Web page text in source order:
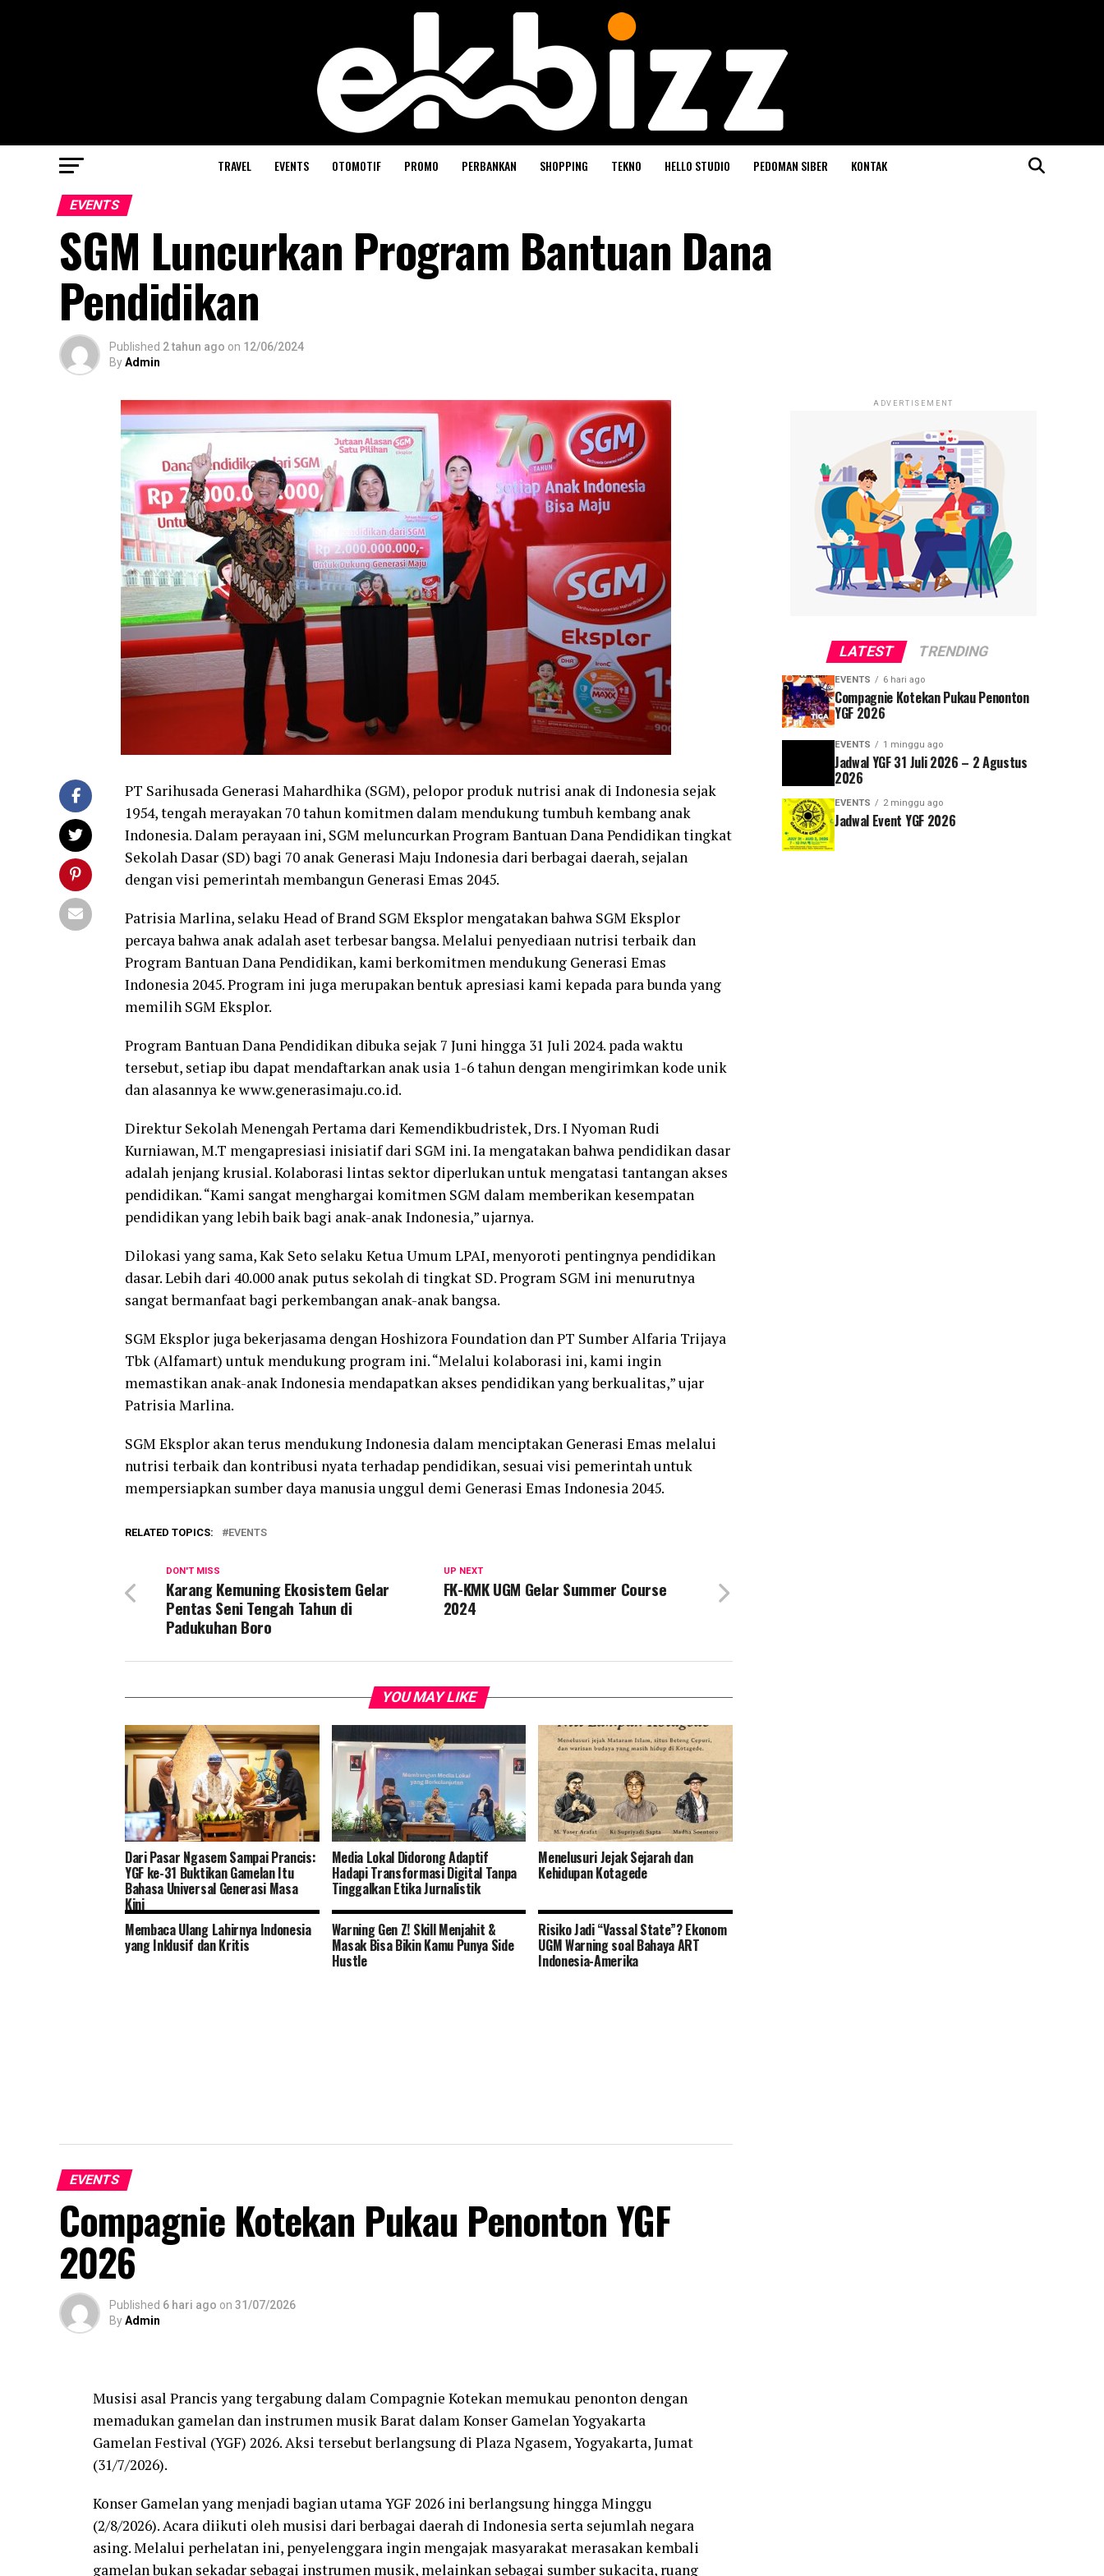
TRAVEL EVENTS OTOMOTIF PROMO PERBANKAN SHOPPING TEKNO HELLO STUDIO PEDOMAN SIBER KONTAK
EVENTS
SGM Luncurkan Program Bantuan Dana
Pendidikan
Published 2 tahun ago on 12/06/2024
ByAdmin
PT Sarihusada Generasi Mahardhika (SGM), pelopor produk nutrisi anak di Indonesia sejak
1954, tengah merayakan 70 tahun komitmen dalam mendukung tumbuh kembang anak
Indonesia. Dalam perayaan ini, SGM meluncurkan Program Bantuan Dana Pendidikan tingkat
Sekolah Dasar (SD) bagi 70 anak Generasi Maju Indonesia dari berbagai daerah, sejalan
dengan visi pemerintah membangun Generasi Emas 2045.
Patrisia Marlina, selaku Head of Brand SGM Eksplor mengatakan bahwa SGM Eksplor
percaya bahwa anak adalah aset terbesar bangsa. Melalui penyediaan nutrisi terbaik dan
Program Bantuan Dana Pendidikan, kami berkomitmen mendukung Generasi Emas
Indonesia 2045. Program ini juga merupakan bentuk apresiasi kami kepada para bunda yang
memilih SGM Eksplor.
Program Bantuan Dana Pendidikan dibuka sejak 7 Juni hingga 31 Juli 2024. pada waktu
tersebut, setiap ibu dapat mendaftarkan anak usia 1-6 tahun dengan mengirimkan kode unik
dan alasannya ke www.generasimaju.co.id.
Direktur Sekolah Menengah Pertama dari Kemendikbudristek, Drs. I Nyoman Rudi
Kurniawan, M.T mengapresiasi inisiatif dari SGM ini. Ia mengatakan bahwa pendidikan dasar
adalah jenjang krusial. Kolaborasi lintas sektor diperlukan untuk mengatasi tantangan akses
pendidikan. “Kami sangat menghargai komitmen SGM dalam memberikan kesempatan
pendidikan yang lebih baik bagi anak-anak Indonesia,” ujarnya.
Dilokasi yang sama, Kak Seto selaku Ketua Umum LPAI, menyoroti pentingnya pendidikan
dasar. Lebih dari 40.000 anak putus sekolah di tingkat SD. Program SGM ini menurutnya
sangat bermanfaat bagi perkembangan anak-anak bangsa.
SGM Eksplor juga bekerjasama dengan Hoshizora Foundation dan PT Sumber Alfaria Trijaya
Tbk (Alfamart) untuk mendukung program ini. “Melalui kolaborasi ini, kami ingin
memastikan anak-anak Indonesia mendapatkan akses pendidikan yang berkualitas,” ujar
Patrisia Marlina.
SGM Eksplor akan terus mendukung Indonesia dalam menciptakan Generasi Emas melalui
nutrisi terbaik dan kontribusi nyata terhadap pendidikan, sesuai visi pemerintah untuk
mempersiapkan sumber daya manusia unggul demi Generasi Emas Indonesia 2045.
RELATED TOPICS: EVENTS
UP NEXT
FK-KMK UGM Gelar Summer Course
2024
DON'T MISS
Karang Kemuning Ekosistem Gelar
Pentas Seni Tengah Tahun di
Padukuhan Boro
YOU MAY LIKE
Dari Pasar Ngasem Sampai Prancis:
YGF ke-31 Buktikan Gamelan Itu
Bahasa Universal Generasi Masa
Kini
Media Lokal Didorong Adaptif
Hadapi Transformasi Digital Tanpa
Tinggalkan Etika Jurnalistik
Menelusuri Jejak Sejarah dan
Kehidupan Kotagede
Membaca Ulang Lahirnya Indonesia
yang Inklusif dan Kritis
Warning Gen Z! Skill Menjahit &
Masak Bisa Bikin Kamu Punya Side
Hustle
Risiko Jadi “Vassal State”? Ekonom
UGM Warning soal Bahaya ART
Indonesia-Amerika
EVENTS
Compagnie Kotekan Pukau Penonton YGF
2026
Published 6 hari ago on 31/07/2026
ByAdmin
Musisi asal Prancis yang tergabung dalam Compagnie Kotekan memukau penonton dengan
memadukan gamelan dan instrumen musik Barat dalam Konser Gamelan Yogyakarta
Gamelan Festival (YGF) 2026. Aksi tersebut berlangsung di Plaza Ngasem, Yogyakarta, Jumat
(31/7/2026).
Konser Gamelan yang menjadi bagian utama YGF 2026 ini berlangsung hingga Minggu
(2/8/2026). Acara diikuti oleh musisi dari berbagai daerah di Indonesia serta sejumlah negara
asing. Melalui perhelatan ini, penyelenggara ingin mengajak masyarakat merasakan kembali
gamelan bukan sekadar sebagai instrumen musik, melainkan sebagai sumber sukacita, ruang
ADVERTISEMENT
LATEST TRENDING
EVENTS 6 hari ago
Compagnie Kotekan Pukau Penonton
YGF 2026
EVENTS 1 minggu ago
Jadwal YGF 31 Juli 2026 – 2 Agustus
2026
EVENTS 2 minggu ago
Jadwal Event YGF 2026